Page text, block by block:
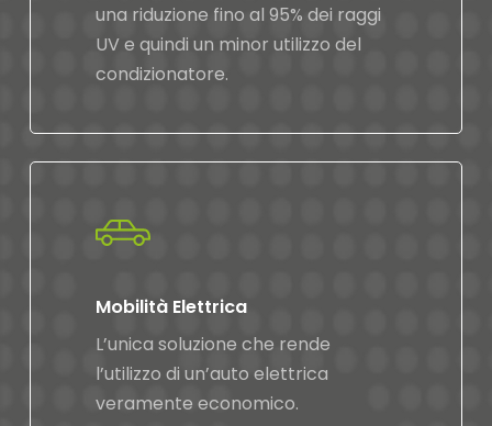
una riduzione fino al 95% dei raggi
UV e quindi un minor utilizzo del
condizionatore.
Mobilità Elettrica
L’unica soluzione che rende
l’utilizzo di un’auto elettrica
veramente economico.